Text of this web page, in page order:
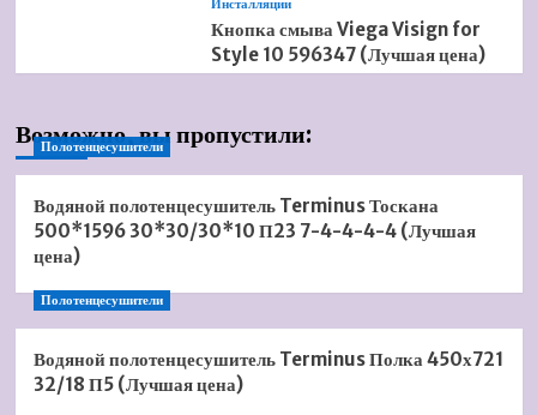
Инсталляции
Кнопка смыва Viega Visign for
Style 10 596347 (Лучшая цена)
Возможно, вы пропустили:
Полотенцесушители
Водяной полотенцесушитель Terminus Тоскана
500*1596 30*30/30*10 П23 7-4-4-4-4 (Лучшая
цена)
Полотенцесушители
Водяной полотенцесушитель Terminus Полка 450х721
32/18 П5 (Лучшая цена)